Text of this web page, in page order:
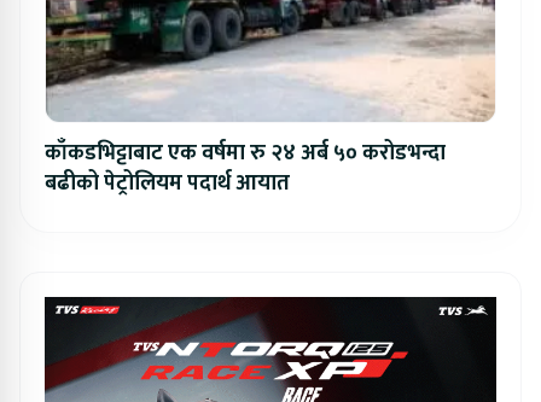
काँकडभिट्टाबाट एक वर्षमा रु २४ अर्ब ५० करोडभन्दा
बढीको पेट्रोलियम पदार्थ आयात